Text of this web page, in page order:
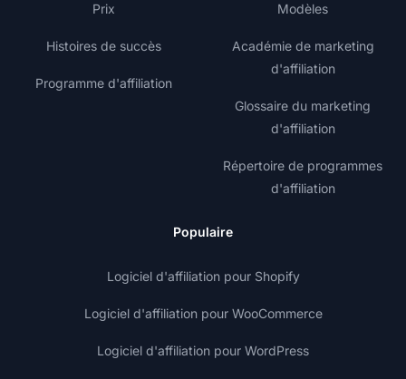
Prix
Histoires de succès
Programme d'affiliation
Modèles
Académie de marketing
d'affiliation
Glossaire du marketing
d'affiliation
Répertoire de programmes
d'affiliation
Populaire
Logiciel d'affiliation pour Shopify
Logiciel d'affiliation pour WooCommerce
Logiciel d'affiliation pour WordPress